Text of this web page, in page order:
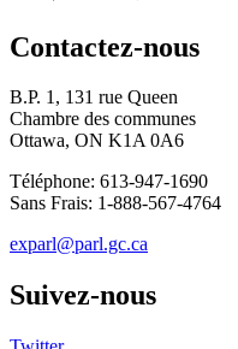
Contactez-nous
B.P. 1, 131 rue Queen
Chambre des communes
Ottawa, ON K1A 0A6
Téléphone: 613-947-1690
Sans Frais: 1-888-567-4764
exparl@parl.gc.ca
Suivez-nous